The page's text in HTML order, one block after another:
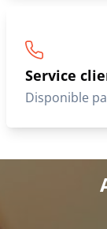
Service
Disponible